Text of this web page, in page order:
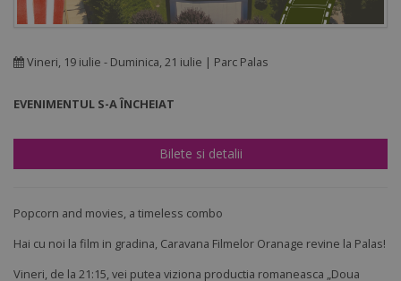
Vineri, 19 iulie - Duminica, 21 iulie | Parc Palas
EVENIMENTUL S-A ÎNCHEIAT
Bilete si detalii
Popcorn and movies, a timeless combo
Hai cu noi la film in gradina, Caravana Filmelor Oranage revine la Palas!
Vineri, de la 21:15, vei putea viziona productia romaneasca „Doua